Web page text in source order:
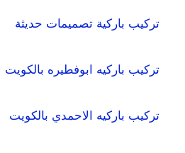
تركيب باركية تصميمات حديثة
تركيب باركيه ابوفطيره بالكويت
تركيب باركيه الاحمدي بالكويت